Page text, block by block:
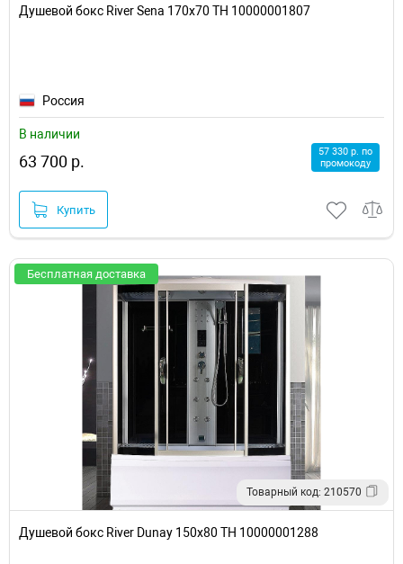
Душевой бокс River Sena 170x70 ТН 10000001807
Россия
В наличии
63 700 р.
57 330 р. по
промокоду
Купить
Бесплатная доставка
Товарный код: 210570
Душевой бокс River Dunay 150x80 ТН 10000001288